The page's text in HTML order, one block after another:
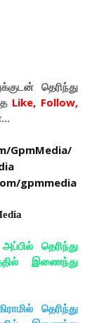
தெரிந்து
Like, Follow,
GpmMedia/
gpmmedia
தெரிந்து
இணைந்து
தெரிந்து